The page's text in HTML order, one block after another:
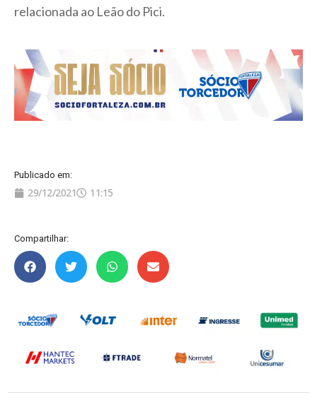
relacionada ao Leão do Pici.
Publicado em:
29/12/2021 11:15
Compartilhar: